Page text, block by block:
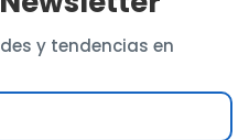
y tendencias en